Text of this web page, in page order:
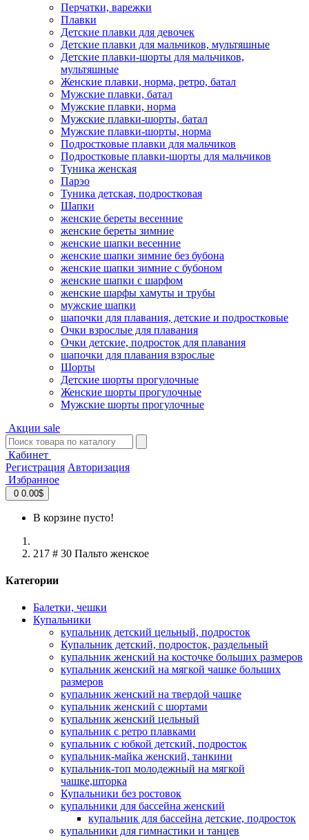
Перчатки, варежки
Плавки
Детские плавки для девочек
Детские плавки для мальчиков, мультяшные
Детские плавки-шорты для мальчиков,
мультяшные
Женские плавки, норма, ретро, батал
Мужские плавки, батал
Мужские плавки, норма
Мужские плавки-шорты, батал
Мужские плавки-шорты, норма
Подростковые плавки для мальчиков
Подростковые плавки-шорты для мальчиков
Туникa женская
Парэо
Туника детская, подростковая
Шапки
женские береты весенние
женские береты зимние
женские шапки весенние
женские шапки зимние без бубона
женские шапки зимние с бубоном
женские шапки с шарфом
женские шарфы хамуты и трубы
мужские шапки
шапочки для плавания, детские и подростковые
Очки взрослые для плавания
Очки детские, подросток для плавания
шапочки для плавания взрослые
Шорты
Детские шорты прогулочные
Женские шорты прогулочные
Мужские шорты прогулочные
Акции sale
Кабинет
Регистрация Авторизация
Избранное
0 0.00$
В корзине пусто!
217 # 30 Пальто женское
Категории
Балетки, чешки
Купальники
купальник детский цельный, подросток
Купальник детский, подросток, раздельный
купальник женский на косточке больших размеров
купальник женский на мягкой чашке больших
размеров
купальник женский на твердой чашке
купальник женский с шортами
купальник женский цельный
купальник с ретро плавками
купальник с юбкой детский, подросток
купальник-майка женский, танкини
купальник-топ молодежный на мягкой
чашке,шторка
Купальники без ростовок
купальники для бассейна женский
купальник для бассейна детские, подросток
купальники для гимнастики и танцев